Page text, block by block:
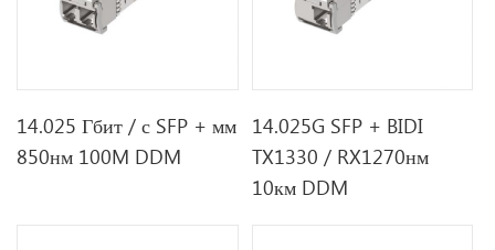
14.025 Гбит / с SFP + мм
850нм 100M DDM
14.025G SFP + BIDI
TX1330 / RX1270нм
10км DDM